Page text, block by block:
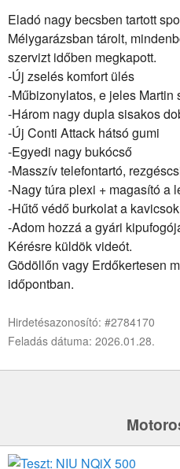
Eladó nagy becsben tartott
Mélygarázsban tárolt,
szervizt időben megkapott.
-Új zselés komfort ülés
-Műbizonylatos, e jeles Martin
-Három nagy dupla sisakos
-Új Conti Attack hátsó gumi
-Egyedi nagy bukócső
-Masszív telefontartó,
-Nagy túra plexi + magasító a
-Hűtő védő burkolat a
-Adom hozzá a gyári
Kérésre küldök videót.
Gödöllőn vagy Erdőkertesen
időpontban.
Hirdetésazonosító: #2784170
Feladás dátuma: 2026.01.28.